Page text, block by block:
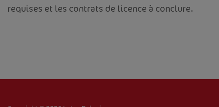
PRODUITS
requises et les contrats de licence à conclure.